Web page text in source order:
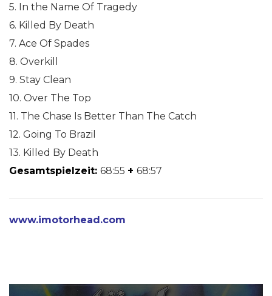
5. In the Name Of Tragedy
6. Killed By Death
7. Ace Of Spades
8. Overkill
9. Stay Clean
10. Over The Top
11. The Chase Is Better Than The Catch
12. Going To Brazil
13. Killed By Death
Gesamtspielzeit: 68:55 + 68:57
www.imotorhead.com